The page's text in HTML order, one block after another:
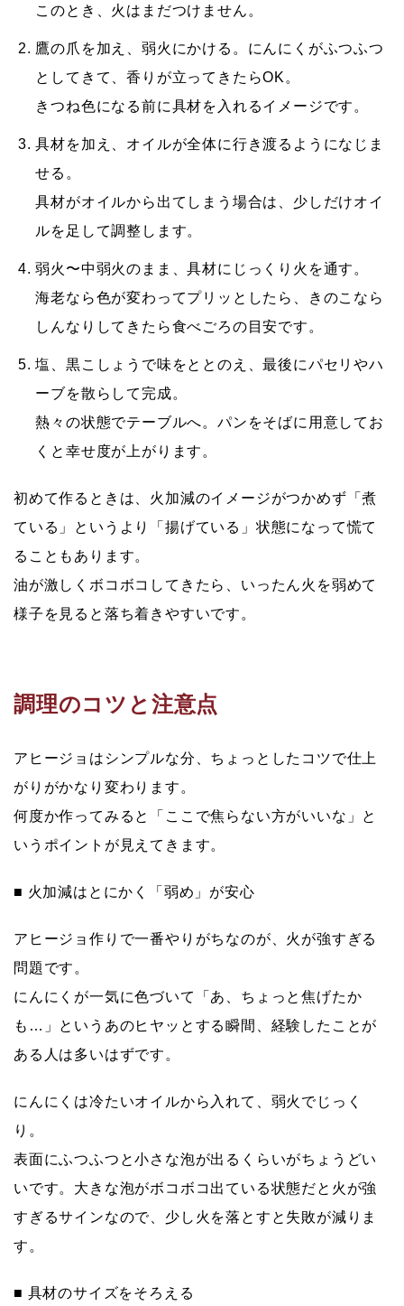
このとき、火はまだつけません。
鷹の爪を加え、弱火にかける。にんにくがふつふつ
としてきて、香りが立ってきたらOK。
きつね色になる前に具材を入れるイメージです。
具材を加え、オイルが全体に行き渡るようになじま
せる。
具材がオイルから出てしまう場合は、少しだけオイ
ルを足して調整します。
弱火〜中弱火のまま、具材にじっくり火を通す。
海老なら色が変わってプリッとしたら、きのこなら
しんなりしてきたら食べごろの目安です。
塩、黒こしょうで味をととのえ、最後にパセリやハ
ーブを散らして完成。
熱々の状態でテーブルへ。パンをそばに用意してお
くと幸せ度が上がります。
初めて作るときは、火加減のイメージがつかめず「煮
ている」というより「揚げている」状態になって慌て
ることもあります。
油が激しくボコボコしてきたら、いったん火を弱めて
様子を見ると落ち着きやすいです。
調理のコツと注意点
アヒージョはシンプルな分、ちょっとしたコツで仕上
がりがかなり変わります。
何度か作ってみると「ここで焦らない方がいいな」と
いうポイントが見えてきます。
■ 火加減はとにかく「弱め」が安心
アヒージョ作りで一番やりがちなのが、 火が強すぎる
問題 です。
にんにくが一気に色づいて「あ、ちょっと焦げたか
も…」というあのヒヤッとする瞬間、経験したことが
ある人は多いはずです。
にんにくは冷たいオイルから入れて、弱火でじっく
り。
表面にふつふつと小さな泡が出るくらいがちょうどい
いです。大きな泡がボコボコ出ている状態だと火が強
すぎるサインなので、少し火を落とすと失敗が減りま
す。
■ 具材のサイズをそろえる